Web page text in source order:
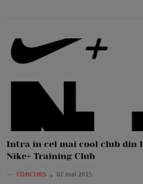
Intra in cel mai cool club din
Nike+ Training Club
— CONCURS 07 mai 2015